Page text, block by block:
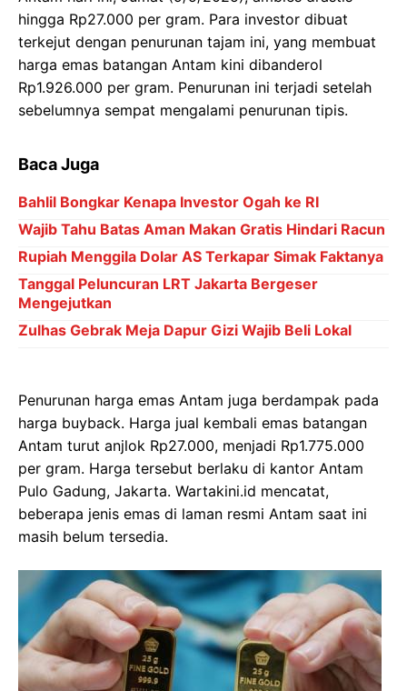
hingga Rp27.000 per gram. Para investor dibuat
terkejut dengan penurunan tajam ini, yang membuat
harga emas batangan Antam kini dibanderol
Rp1.926.000 per gram. Penurunan ini terjadi setelah
sebelumnya sempat mengalami penurunan tipis.
Baca Juga
Bahlil Bongkar Kenapa Investor Ogah ke RI
Wajib Tahu Batas Aman Makan Gratis Hindari Racun
Rupiah Menggila Dolar AS Terkapar Simak Faktanya
Tanggal Peluncuran LRT Jakarta Bergeser
Mengejutkan
Zulhas Gebrak Meja Dapur Gizi Wajib Beli Lokal
Penurunan harga emas Antam juga berdampak pada
harga buyback. Harga jual kembali emas batangan
Antam turut anjlok Rp27.000, menjadi Rp1.775.000
per gram. Harga tersebut berlaku di kantor Antam
Pulo Gadung, Jakarta. Wartakini.id mencatat,
beberapa jenis emas di laman resmi Antam saat ini
masih belum tersedia.